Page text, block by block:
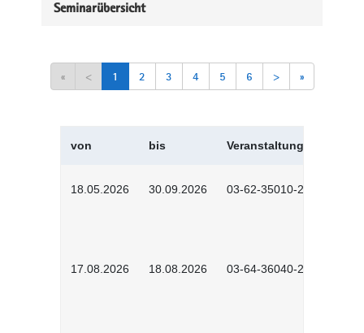
Seminarübersicht
« < 1 2 3 4 5 6 > »
von bis Veranstaltungskürzel
18.05.2026 30.09.2026 03-62-35010-2502
17.08.2026 18.08.2026 03-64-36040-2601